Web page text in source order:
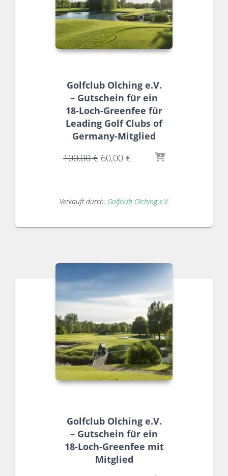
Golfclub Olching e.V.
– Gutschein für ein
18-Loch-Greenfee für
Leading Golf Clubs of
Germany-Mitglied
100,00€ 60,00 €
Verkauft durch: Golfclub Olching e.V.
Golfclub Olching e.V.
– Gutschein für ein
18-Loch-Greenfee mit
Mitglied